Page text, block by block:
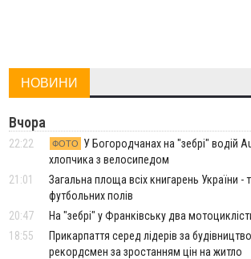
НОВИНИ
Вчора
22:22 ФОТО
У Богородчанах на "зебрі" водій
хлопчика з велосипедом
21:01
Загальна площа всіх книгарень України -
футбольних полів
20:47
На "зебрі" у Франківську два
18:55
Прикарпаття серед лідерів за
рекордсмен за зростанням цін на житло